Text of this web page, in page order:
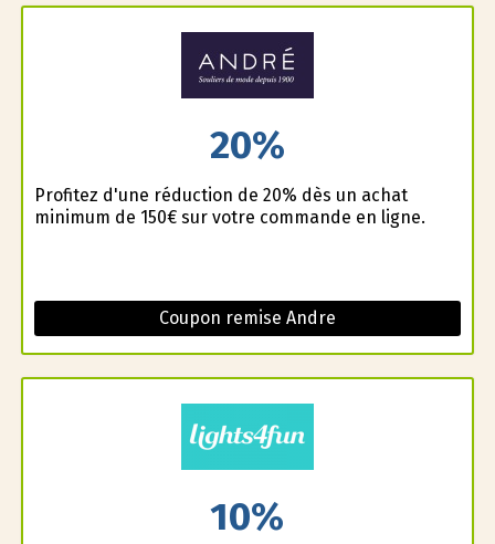
20%
Profitez d'une réduction de 20% dès un achat
minimum de 150€ sur votre commande en ligne.
Coupon remise Andre
10%